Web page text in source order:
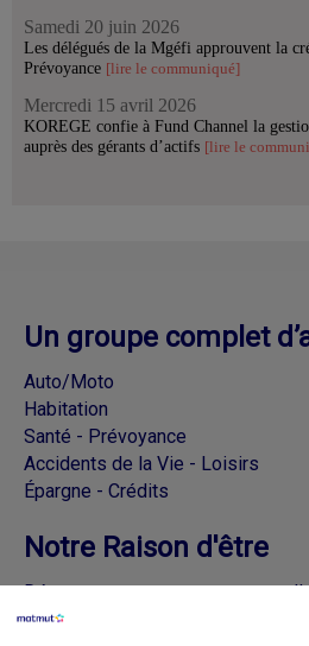
Samedi 20 juin 2026
Les délégués de la Mgéfi approuvent la
Prévoyance [lire le communiqué]
Mercredi 15 avril 2026
KOREGE confie à Fund Channel la
auprès des gérants d’actifs [lire le
Un groupe complet
Auto/Moto
Habitation
Santé - Prévoyance
Accidents de la Vie - Loisirs
Épargne - Crédits
Notre Raison d'être
Découvrez nos engagements